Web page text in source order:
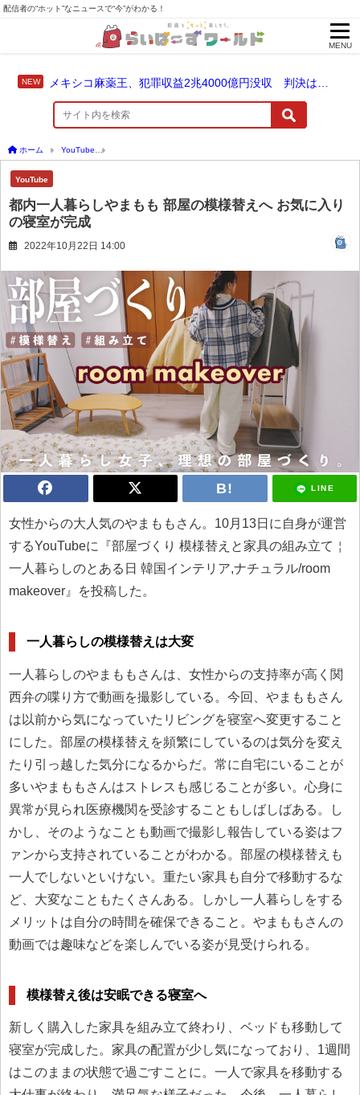
配信者の“ホット”なニュースで“今”がわかる！
MENU
ホーム YouTube
YouTube
都内一人暮らしやまもも 部屋の模様替えへ お気に入り
の寝室が完成
2022年10月22日 14:00
LINE
女性からの大人気のやまももさん。10月13日に自身が運営
するYouTubeに『部屋づくり 模様替えと家具の組み立て￤
一人暮らしのとある日 韓国インテリア,ナチュラル/room
makeover』を投稿した。
一人暮らしの模様替えは大変
一人暮らしのやまももさんは、女性からの支持率が高く関
西弁の喋り方で動画を撮影している。今回、やまももさん
は以前から気になっていたリビングを寝室へ変更すること
にした。部屋の模様替えを頻繁にしているのは気分を変え
たり引っ越した気分になるからだ。常に自宅にいることが
多いやまももさんはストレスも感じることが多い。心身に
異常が見られ医療機関を受診することもしばしばある。し
かし、そのようなことも動画で撮影し報告している姿はフ
ァンから支持されていることがわかる。部屋の模様替えも
一人でしないといけない。重たい家具も自分で移動するな
ど、大変なこともたくさんある。しかし一人暮らしをする
メリットは自分の時間を確保できること。やまももさんの
動画では趣味などを楽しんでいる姿が見受けられる。
模様替え後は安眠できる寝室へ
新しく購入した家具を組み立て終わり、ベッドも移動して
寝室が完成した。家具の配置が少し気になっており、1週間
はこのままの状態で過ごすことに。一人で家具を移動する